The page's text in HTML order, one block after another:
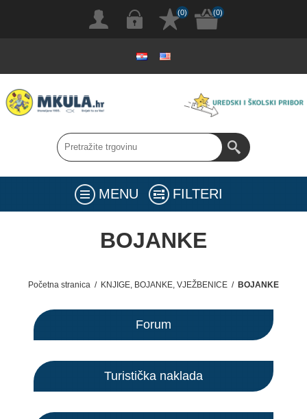
(0) (0)
MENU FILTERI
BOJANKE
Početna stranica / KNJIGE, BOJANKE, VJEŽBENICE / BOJANKE
Forum
Turistička naklada